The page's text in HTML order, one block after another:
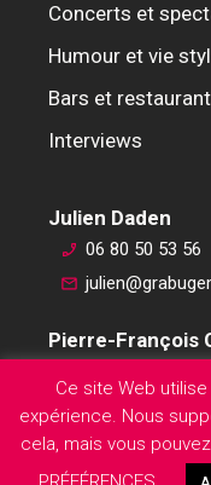
Concerts et
Humour et vie
Bars et
Interviews
Julien Daden
06 80 50 53 56
Pierre-François
pierre-
Ce site Web
expérience. Nous
cela, mais vous